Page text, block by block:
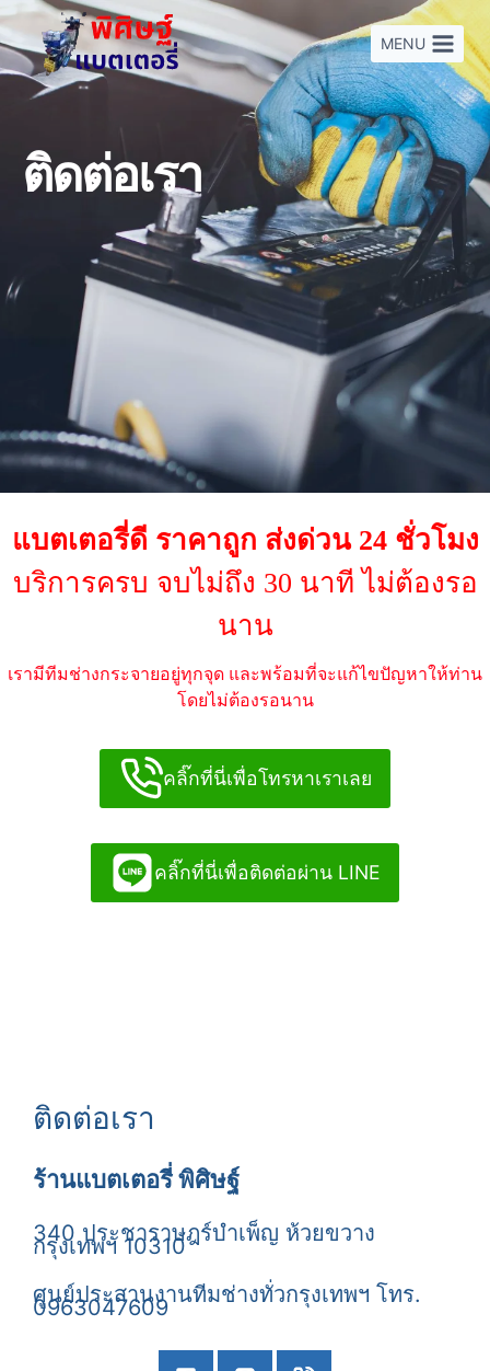
Skip
to
content
MENU
ติดต่อเรา
แบตเตอรี่ดี ราคาถูก ส่งด่วน 24 ชั่วโมง
บริการครบ จบไม่ถึง 30 นาที ไม่ต้องรอ
นาน
เรามีทีมช่างกระจายอยู่ทุกจุด และพร้อมที่จะแก้ไขปัญหาให้ท่าน
โดยไม่ต้องรอนาน
คลิ๊กที่นี่เพื่อโทรหาเราเลย
คลิ๊กที่นี่เพื่อติดต่อผ่าน LINE
ติดต่อเรา
ร้านแบตเตอรี่ พิศิษฐ์
340 ประชาราษฎร์บำเพ็ญ ห้วยขวาง
กรุงเทพฯ 10310
ศูนย์ประสานงานทีมช่างทั่วกรุงเทพฯ โทร.
0963047609